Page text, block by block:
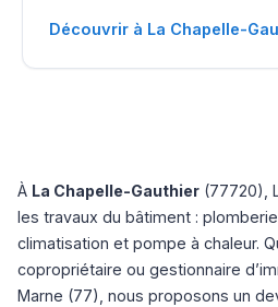
Découvrir à La Chapelle-
À La Chapelle-Gauthier (77720),
les travaux du bâtiment :
climatisation et pompe à chaleur.
copropriétaire ou gestionnaire
Marne (77), nous proposons un